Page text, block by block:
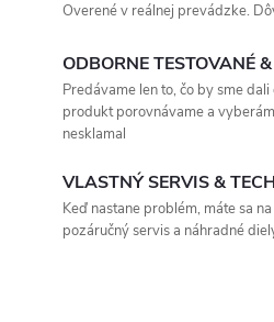
Overené v reálnej prevádzke.
ODBORNE TESTOVANÉ
Predávame len to, čo by sme
produkt porovnávame a
nesklamal
VLASTNÝ SERVIS &
Keď nastane problém, máte sa
pozáručný servis a náhradné